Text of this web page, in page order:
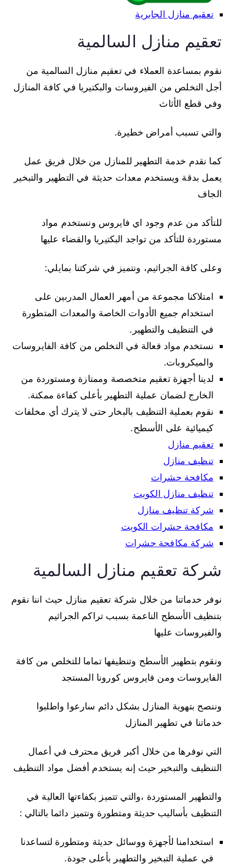
تعقيم منازل الجابرية
تعقيم منازل السالمية
نقوم بمساعدة العملاء في تعقيم منازل السالمية من
أجل التخلص من الفيروسات والبكتيريا في كافة المنازل
وفي قطع الأثاث
والتي تسبب أمراض خطيرة.
كما نقدم خدمة التطهير للمنازل من خلال فريق عمل
يعمل بدقة ويستخدم معدات حديثة في التطهير والتبخير
الجاف
للتأكد من عدم وجود اي فايروس ونستخدم مواد
مستوردة للتأكد من تواجد البكتيريا والقضاء عليها
وعلى كافة الجراثيم، ونتميز في شركتنا بمايلي:
امتلاكنا مجموعة من أمهر العمال المدربين على
استخدام جميع الأدوات الخاصة والمعدات المتطورة
في التنظيف والتطهير.
نستخدم مواد فعالة في التخلص من كافة الفايروسات
والميكروبات.
لدينا أجهزة تعقيم متخصصة وممتازة ومستوردة من
الخارج لضمان عملية التطهير بأعلى كفاءة ممكنة.
نقوم بعملية التنظيف بالبخار حتى لا يترك أي مخلفات
كيميائية على الأسطح.
تعقيم منازل
تنظيف منازل
مكافحة حشرات
تنظيف منازل الكويت
شركة تنظيف منازل
مكافحة حشرات الكويت
شركة مكافحة حشرات
شركة تعقيم منازل السالمية
نوفر خدماتنا من خلال شركة تعقيم منازل حيث اننا نقوم
بتنظيف الأسطح الناعمة بسبب تراكم الجراثيم
والفيروسات عليها
ونقوم بتطهير الأسطح وتنظيفها تماما للتخلص من كافة
الفايروسات ومن فايروس كورونا المستجد
وننصح بتهوية المنازل بشكل دائم سارعوا واطلبوا
خدماتنا في تطهير المنازل
التي نوفرها من خلال أكبر فريق محترف في أعمال
التنظيف والتبخير حيث إنه يستخدم أفضل مواد التنظيف
والتطهير المستوردة ،والتي تتميز بكفاءتها العالية في
التنظيف بأساليب حديثة ومتطورة ونتميز دائما بالتالي :
استخدامنا لأجهزة ووسائل حديثة ومتطورة لتساعدنا
في عملية التبخير والتطهير بأعلى جودة.